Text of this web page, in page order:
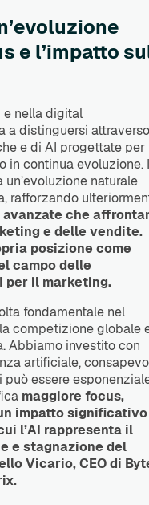
e l’impatto
nella digital
a distinguersi attraverso
e di AI progettate per
in continua evoluzione.
naturale
rafforzando
che
e delle vendite.
posizione come
campo delle
per il marketing.
fondamentale nel
competizione globale
Abbiamo investito con
artificiale,
essere
maggiore focus,
impatto significativo
l’AI rappresenta il
e stagnazione del
Vicario, CEO di